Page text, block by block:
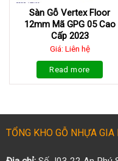
Sàn Gỗ Vertex Floor
12mm Mã GPG 05 Cao
Cấp 2023
Giá: Liên hệ
Read more
TỔNG KHO GỖ NHỰA GIA